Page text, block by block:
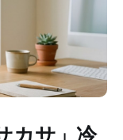
カサ」冷